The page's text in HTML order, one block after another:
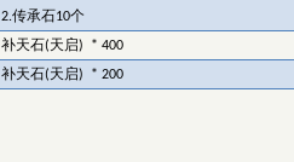
2.传承石10个
补天石(天启) * 400
补天石(天启) * 200